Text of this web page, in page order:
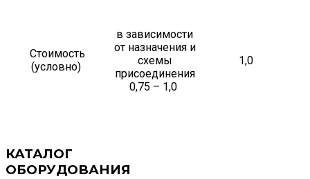
Стоимость
(условно)
в зависимости
от назначения и
схемы
присоединения
0,75 – 1,0
1,0
КАТАЛОГ
ОБОРУДОВАНИЯ